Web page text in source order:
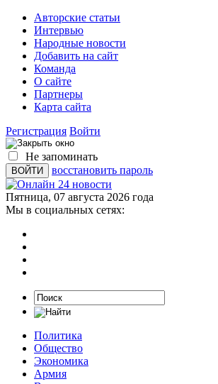
Авторские статьи
Интервью
Народные новости
Добавить на сайт
Команда
О сайте
Партнеры
Карта сайта
Регистрация Войти
Не запоминать
восстановить пароль
Пятница, 07 августа 2026 года
Мы в социальных сетях:
Политика
Общество
Экономика
Армия